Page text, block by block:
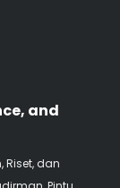
and
Riset, dan